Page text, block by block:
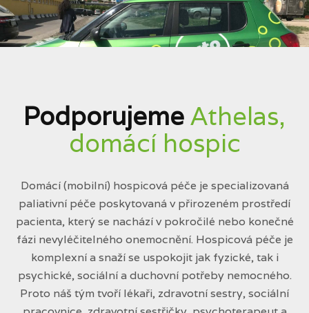
PodporujemeAthelas,
domácí hospic
Domácí (mobilní) hospicová péče je specializovaná
paliativní péče poskytovaná v přirozeném prostředí
pacienta, který se nachází v pokročilé nebo konečné
fázi nevyléčitelného onemocnění. Hospicová péče je
komplexní a snaží se uspokojit jak fyzické, tak i
psychické, sociální a duchovní potřeby nemocného.
Proto náš tým tvoří lékaři, zdravotní sestry, sociální